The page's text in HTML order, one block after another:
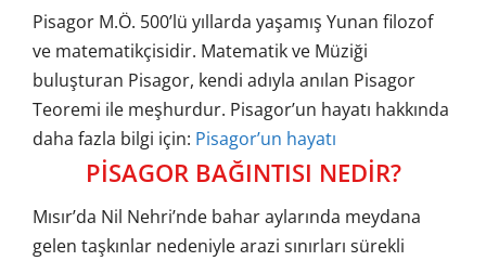
Pisagor M.Ö. 500’lü yıllarda yaşamış Yunan filozof
ve matematikçisidir. Matematik ve Müziği
buluşturan Pisagor, kendi adıyla anılan Pisagor
Teoremi ile meşhurdur. Pisagor’un hayatı hakkında
daha fazla bilgi için: Pisagor’un hayatı
PİSAGOR BAĞINTISI NEDİR?
Mısır’da Nil Nehri’nde bahar aylarında meydana
gelen taşkınlar nedeniyle arazi sınırları sürekli